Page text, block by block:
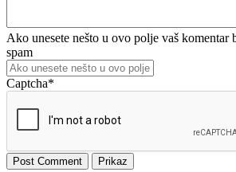
Ako unesete nešto u ovo polje vaš komentar
spam
Captcha*